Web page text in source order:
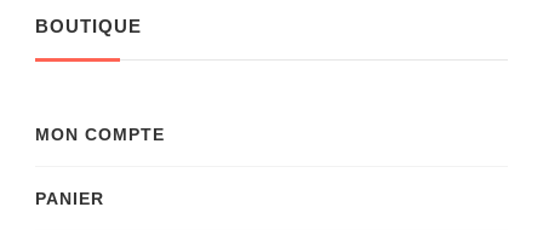
BOUTIQUE
MON COMPTE
PANIER